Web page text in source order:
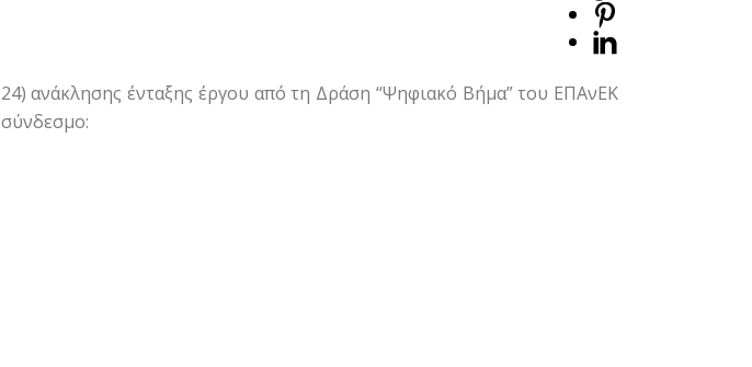
ανάκλησης ένταξης έργου από τη Δράση “Ψηφιακό Βήμα” του ΕΠΑνΕΚ